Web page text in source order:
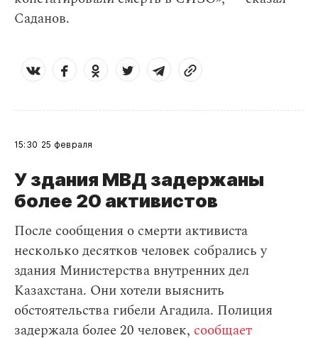
Саданов.
15:30 25 февраля
У здания МВД задержаны
более 20 активистов
После сообщения о смерти активиста
несколько десятков человек собрались у
здания Министерства внутренних дел
Казахстана. Они хотели выяснить
обстоятельства гибели Агадила. Полиция
задержала более 20 человек, сообщает